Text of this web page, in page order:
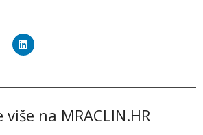
na MRACLIN.HR